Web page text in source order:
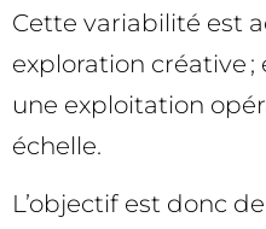
Cette variabilité est
exploration créative ;
une exploitation
échelle.
L’objectif est donc